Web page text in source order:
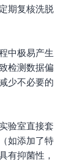
期复核洗脱
中极易产生
检测数据偏
少不必要的
验室直接套
如添加了特
有抑菌性，